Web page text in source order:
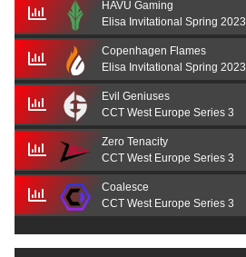
HAVU Gaming
Elisa Invitational Spring 2023
Copenhagen Flames
Elisa Invitational Spring 2023
Evil Geniuses
CCT West Europe Series 3
Zero Tenacity
CCT West Europe Series 3
Coalesce
CCT West Europe Series 3